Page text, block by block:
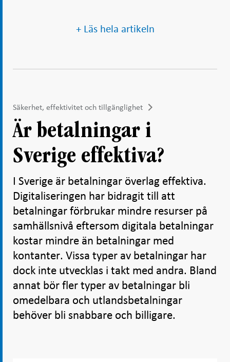
+ Läs hela artikeln
Säkerhet, effektivitet och tillgänglighet
Är betalningar i
Sverige effektiva?
I Sverige är betalningar överlag effektiva.
Digitaliseringen har bidragit till att
betalningar förbrukar mindre resurser på
samhällsnivå eftersom digitala betalningar
kostar mindre än betalningar med
kontanter. Vissa typer av betalningar har
dock inte utvecklas i takt med andra. Bland
annat bör fler typer av betalningar bli
omedelbara och utlandsbetalningar
behöver bli snabbare och billigare.